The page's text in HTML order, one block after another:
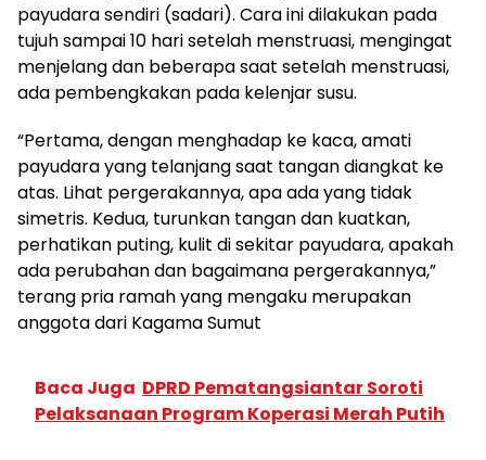
payudara sendiri (sadari). Cara ini dilakukan pada
tujuh sampai 10 hari setelah menstruasi, mengingat
menjelang dan beberapa saat setelah menstruasi,
ada pembengkakan pada kelenjar susu.
“Pertama, dengan menghadap ke kaca, amati
payudara yang telanjang saat tangan diangkat ke
atas. Lihat pergerakannya, apa ada yang tidak
simetris. Kedua, turunkan tangan dan kuatkan,
perhatikan puting, kulit di sekitar payudara, apakah
ada perubahan dan bagaimana pergerakannya,”
terang pria ramah yang mengaku merupakan
anggota dari Kagama Sumut
Baca Juga DPRD Pematangsiantar Soroti
Pelaksanaan Program Koperasi Merah Putih